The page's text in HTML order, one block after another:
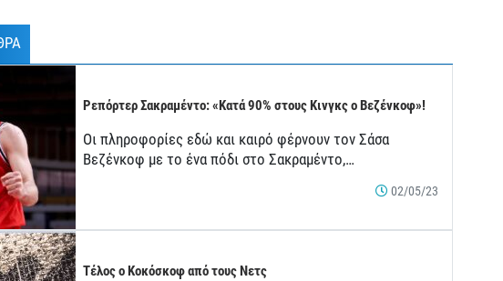
Ρεπόρτερ Σακραμέντο: «Κατά 90% στους Κινγκς ο Βεζένκοφ»!
Οι πληροφορίες εδώ και καιρό φέρνουν τον Σάσα
Βεζένκοφ με το ένα πόδι στο Σακραμέντο,…
02/05/23
Τέλος ο Κοκόσκοφ από τους Νετς